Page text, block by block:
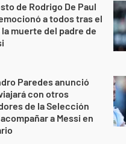
de Rodrigo De Paul
a todos tras el
la muerte del padre de
Paredes anunció
con otros
de la Selección
a Messi en